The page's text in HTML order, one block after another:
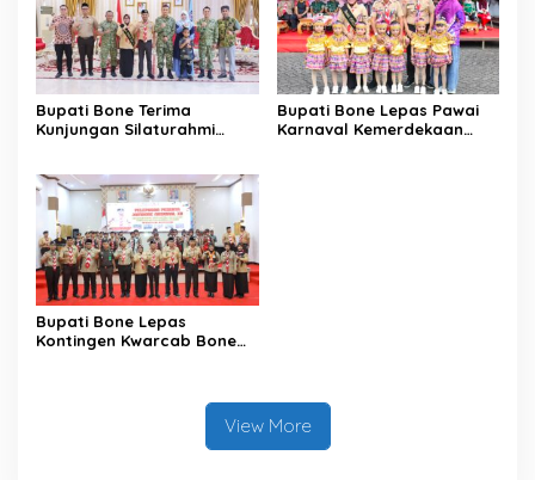
Bupati Bone Terima
Kunjungan Silaturahmi
Bupati Bone Lepas Pawai
Karnaval Kemerdekaan
Bupati Bone Lepas
Kontingen Kwarcab Bone
View More